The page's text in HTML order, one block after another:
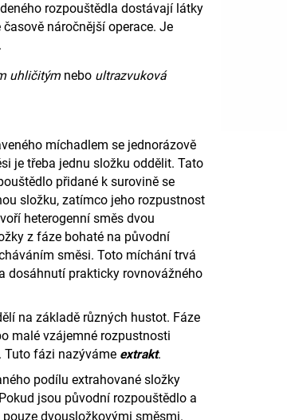
rozpouštědla dostávají látky
náročnější operace. Je
uhličitým nebo ultrazvuková
míchadlem se jednorázově
je třeba jednu složku oddělit. Tato
přidané k surovině se
složku, zatímco jeho rozpustnost
heterogenní směs dvou
z fáze bohaté na původní
směsi. Toto míchání trvá
dosáhnutí prakticky rovnovážného
na základě různých hustot. Fáze
malé vzájemné rozpustnosti
Tuto fázi nazýváme extrakt.
podílu extrahované složky
Pokud jsou původní rozpouštědlo a
dvousložkovými směsmi.